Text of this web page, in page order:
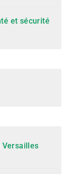
et sécurité
Versailles